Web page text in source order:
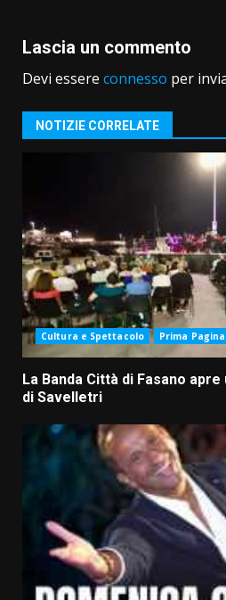
Lascia un commento
Devi essere connesso per
NOTIZIE CORRELATE
Cultura e Spettacolo Prima Pagina
La Banda Città di Fasano
di Savelletri